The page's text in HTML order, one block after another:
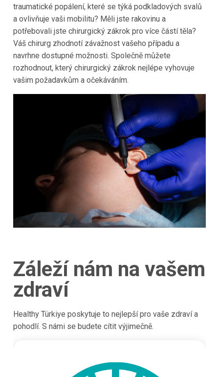
traumatické popálení, které se týká podkladových svalů
a ovlivňuje vaši mobilitu? Měli jste rakovinu a
potřebovali jste chirurgický zákrok pro více částí těla?
Váš chirurg zhodnotí závažnost vašeho případu a
navrhne dostupné možnosti. Společně můžete
rozhodnout, který chirurgický zákrok nejlépe vyhovuje
vašim požadavkům a očekáváním.
Záleží nám na vašem
zdraví
Healthy Türkiye poskytuje to nejlepší pro vaše zdraví a
pohodlí. S námi se budete cítit výjimečně.